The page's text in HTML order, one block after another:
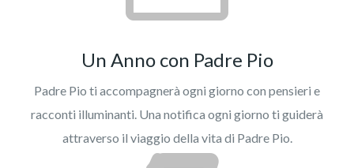
Un Anno con Padre Pio
Padre Pio ti accompagnerà ogni giorno con pensieri e
racconti illuminanti. Una notifica ogni giorno ti guiderà
attraverso il viaggio della vita di Padre Pio.